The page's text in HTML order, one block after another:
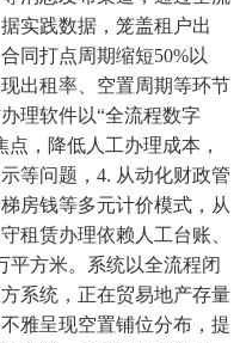
实践数据，笼盖租户出
同打点周期缩短50%以
出租率、空置周期等环节
理软件以“全流程数字
，降低人工办理成本，
等问题，4. 从动化财政管
房钱等多元计价模式，从
租赁办理依赖人工台账、
平方米。系统以全流程闭
系统，正在贸易地产存量
雅呈现空置铺位分布，提